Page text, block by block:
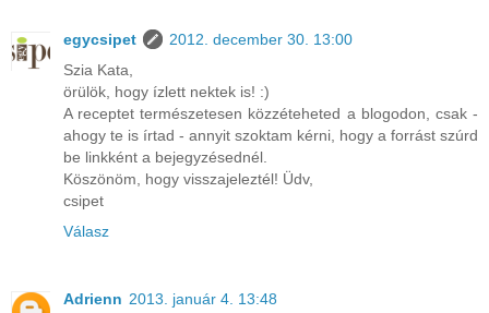
egycsipet
2012. december 30. 13:00
Szia Kata,
örülök, hogy ízlett nektek is! :)
A receptet természetesen közzéteheted a blogodon, csak -
ahogy te is írtad - annyit szoktam kérni, hogy a forrást szúrd
be linkként a bejegyzésednél.
Köszönöm, hogy visszajeleztél! Üdv,
csipet
Válasz
Adrienn 2013. január 4. 13:48